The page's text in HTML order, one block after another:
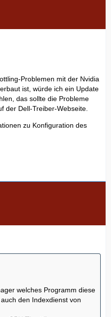
Problemen mit der Nvidia
ist, würde ich ein Update
das sollte die Probleme
der Dell-Treiber-Webseite.
zu Konfiguration des
welches Programm diese
den Indexdienst von